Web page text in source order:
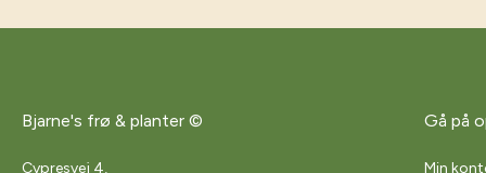
Bjarne's frø & planter ©
Cypresvej 4,
Gå på
Min